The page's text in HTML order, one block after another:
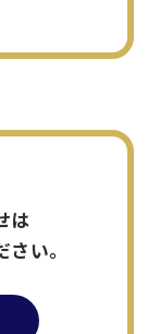
は
い。